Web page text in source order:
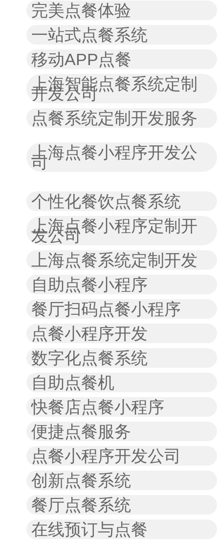
完美点餐体验
一站式点餐系统
移动APP点餐
上海智能点餐系统定制
开发公司
点餐系统定制开发服务
上海点餐小程序开发公
司
个性化餐饮点餐系统
上海点餐小程序定制开
发公司
上海点餐系统定制开发
自助点餐小程序
餐厅扫码点餐小程序
点餐小程序开发
数字化点餐系统
自助点餐机
快餐店点餐小程序
便捷点餐服务
点餐小程序开发公司
创新点餐系统
餐厅点餐系统
在线预订与点餐